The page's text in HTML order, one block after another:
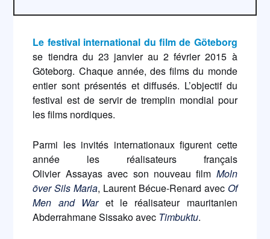
Le festival international du film de Göteborg
se tiendra du 23 janvier au 2 février 2015 à
Göteborg. Chaque année, des films du monde
entier sont présentés et diffusés. L’objectif du
festival est de servir de tremplin mondial pour
les films nordiques.
Parmi les invités internationaux figurent cette
année les réalisateurs français
Olivier Assayas avec son nouveau film Moln
över Sils Maria, Laurent Bécue-Renard avec Of
Men and Waret le réalisateur mauritanien
Abderrahmane Sissako avec Timbuktu.